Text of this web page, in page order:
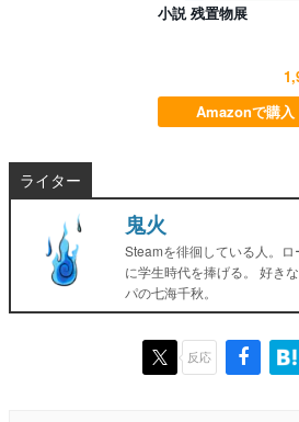
小説 残置物展
Amazonで購入
ライター
鬼火
Steamを徘徊している人。
に学生時代を捧げる。 好き
パの七海千秋。
反応